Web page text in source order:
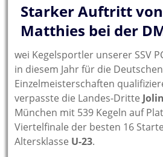
Starker Auftritt von
Matthies bei der
wei Kegelsportler unserer SSV
in diesem Jahr für die Deutschen
Einzelmeisterschaften
verpasste die Landes-Dritte
München mit 539 Kegeln auf
Viertelfinale der besten 16
Altersklasse U-23.